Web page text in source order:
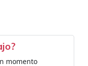
momento